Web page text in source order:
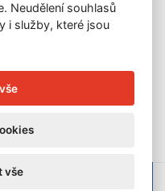
Neudělení souhlasů
i služby, které jsou
vše